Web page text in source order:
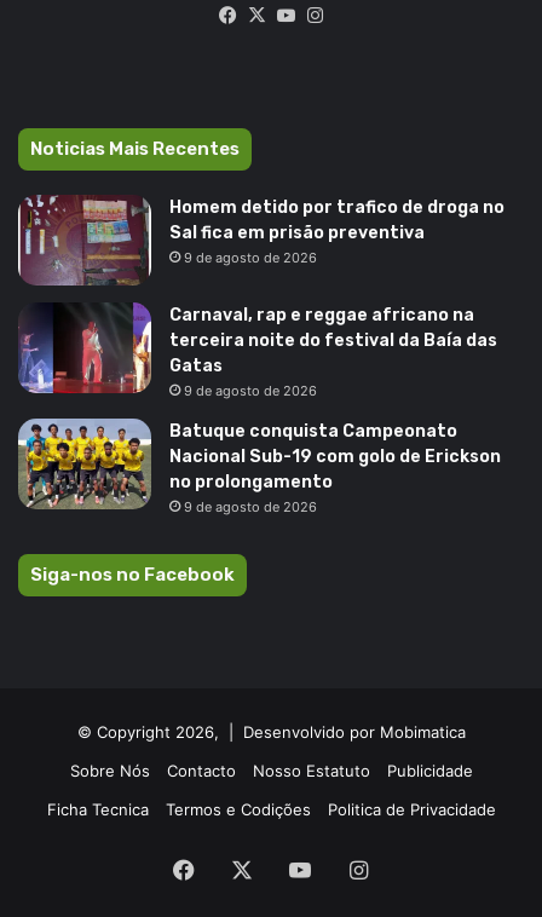
Facebook
X YouTube
Noticias Mais Recentes
Homem detido por trafico de droga no
Sal fica em prisão preventiva
9 de agosto de 2026
Carnaval, rap e reggae africano na
terceira noite do festival da Baía das
Gatas
9 de agosto de 2026
Batuque conquista Campeonato
Nacional Sub-19 com golo de Erickson
no prolongamento
9 de agosto de 2026
Siga-nos no Facebook
© Copyright 2026, | Desenvolvido por Mobimatica
Sobre Nós
Contacto Nosso Estatuto
Publicidade
Ficha Tecnica
Termos e Codições Politica de Privacidade
Facebook YouTubeInstagram